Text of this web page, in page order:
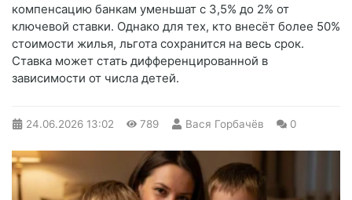
компенсацию банкам уменьшат с 3,5% до 2% от
ключевой ставки. Однако для тех, кто внесёт более 50%
стоимости жилья, льгота сохранится на весь срок.
Ставка может стать дифференцированной в
зависимости от числа детей.
24.06.2026 13:02 789 Вася Горбачёв 0